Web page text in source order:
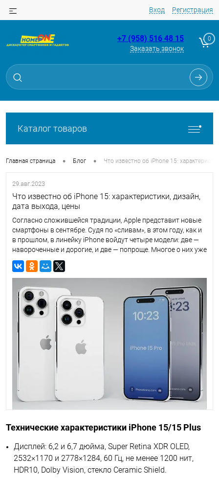
Вход Регистрация
+7 (958) 516 48 15
Заказать звонок
0
Каталог товаров
Главная страница • Блог • Что известно об iPhone 15:
29.авг.2023
Что известно об iPhone 15: характеристики, дизайн,
дата выхода, цены
Согласно сложившейся традиции, Apple представит новые
смартфоны в сентябре. Судя по «сливам», в этом году, как и
в прошлом, в линейку iPhone войдут четыре модели: две —
навороченные и дорогие, и две — попроще. Многое о них уже
известно, собрали утечки от наиболее авторитетных
ресурсов и инсайдеров.
Технические характеристики iPhone 15/15 Plus
Дисплей: 6,2 и 6,7 дюйма, Super Retina XDR OLED,
2532×1170 и 2778×1284, 60 Гц, не менее 1200 нит,
HDR10, Dolby Vision, стекло Ceramic Shield.